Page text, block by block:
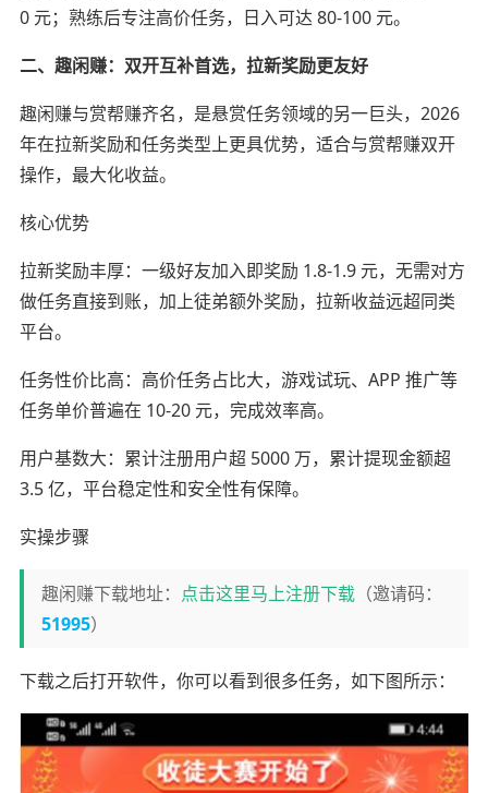
0 元；熟练后专注高价任务，日入可达 80-100 元。
二、趣闲赚：双开互补首选，拉新奖励更友好
趣闲赚与赏帮赚齐名，是悬赏任务领域的另一巨头，2026
年在拉新奖励和任务类型上更具优势，适合与赏帮赚双开
操作，最大化收益。
核心优势
拉新奖励丰厚：一级好友加入即奖励 1.8-1.9 元，无需对方
做任务直接到账，加上徒弟额外奖励，拉新收益远超同类
平台。
任务性价比高：高价任务占比大，游戏试玩、APP 推广等
任务单价普遍在 10-20 元，完成效率高。
用户基数大：累计注册用户超 5000 万，累计提现金额超
3.5 亿，平台稳定性和安全性有保障。
实操步骤
趣闲赚下载地址： 点击这里马上注册下载（邀请码：
51995）
下载之后打开软件，你可以看到很多任务，如下图所示：